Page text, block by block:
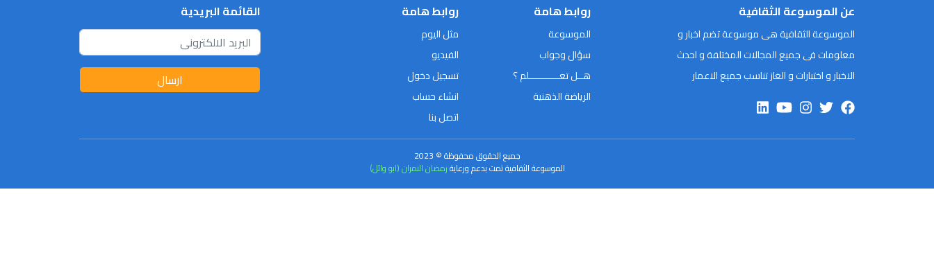
عن الموسوعة الثقافية
الموسوعة الثقافية هى موسوعة تضم اخبار و
معلومات فى جميع المجالات المختلفة و احدث
الاخبار و اختبارات و الغاز تناسب جميع الاعمار
روابط هامة
الموسوعة
سؤال وجواب
هــل تعـــــــــــلم ؟
الرياضة الذهنية
روابط هامة
مثل اليوم
الفيديو
تسجيل دخول
انشاء حساب
اتصل بنا
القائمة البريدية
ارسال
جميع الحقوق محفوظة © 2023
الموسوعة الثقافية تمت بدعم ورعايةرمضان النمران (ابو وائل)